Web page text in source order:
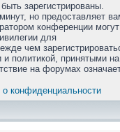
зарегистрированы.
но предоставляет
конференции
для
чем
политикой, принятыми на
на форумах
конфиденциальности